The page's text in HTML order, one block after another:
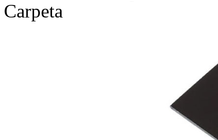
Carpeta